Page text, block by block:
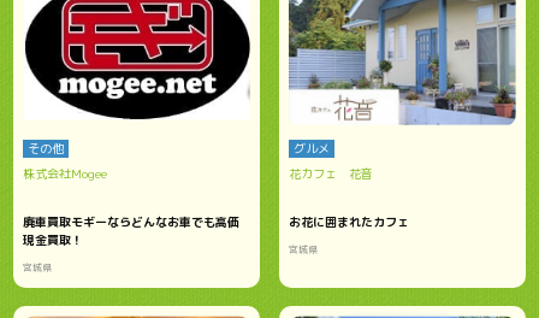
その他
株式会社Mogee
廃車買取モギーならどんなお車でも高価
現金買取！
宮城県
グルメ
花カフェ 花音
お花に囲まれたカフェ
宮城県